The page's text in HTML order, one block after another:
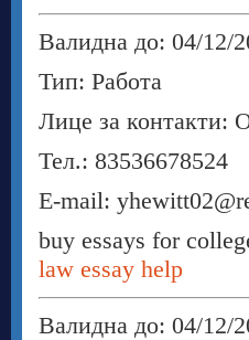
Валидна до: 04/12/
Тип: Работа
Лице за контакти:
Тел.: 83536678524
E-mail:
buy essays for
law essay help
Валидна до: 04/12/